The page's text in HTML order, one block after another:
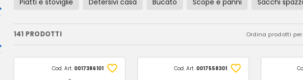
Piatti e stoviglie Detersivi casa Bucato Scope e panni Sacchi
141 PRODOTTI Ordina prodotti per:
Cod. Art. 0017386101 Cod. Art. 0017558301